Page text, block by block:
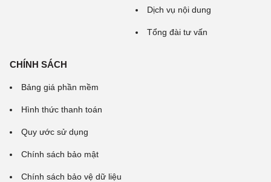
Dịch vụ nội dung
Tổng đài tư vấn
CHÍNH SÁCH
Bảng giá phần mềm
Hình thức thanh toán
Quy ước sử dụng
Chính sách bảo mật
Chính sách bảo vệ dữ liệu